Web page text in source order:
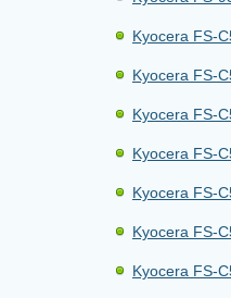
Kyocera FS-
Kyocera FS-
Kyocera FS-
Kyocera FS-
Kyocera FS-
Kyocera FS-
Kyocera FS-